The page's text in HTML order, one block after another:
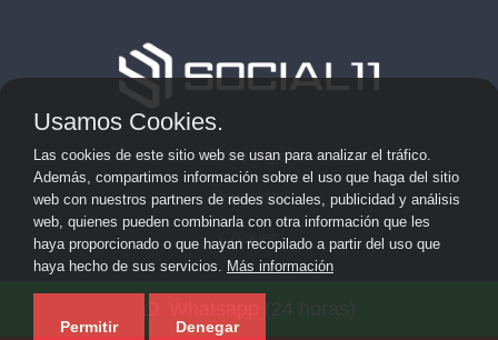
Aviso Legal
Privacidad
Cookies
posicionamiento web y SEO ·
Usamos Cookies.
Las cookies de este sitio web se usan para analizar el tráfico.
Además, compartimos información sobre el uso que haga del sitio
web con nuestros partners de redes sociales, publicidad y análisis
web, quienes pueden combinarla con otra información que les
haya proporcionado o que hayan recopilado a partir del uso que
haya hecho de sus servicios. Más información
Permitir Denegar